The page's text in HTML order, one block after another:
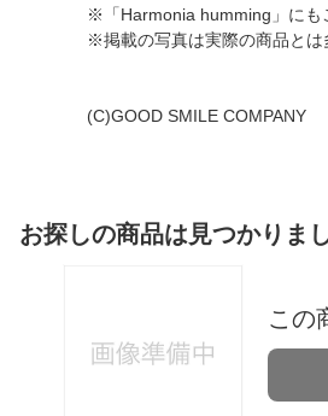
※「Harmonia humming」にも
※掲載の写真は実際の商品とは
(C)GOOD SMILE COMPANY
お探しの商品は見つかりま
この